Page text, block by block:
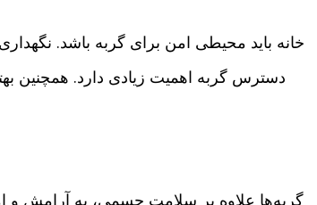
خانه باید محیطی امن برای گربه باشد.
دسترس گربه اهمیت زیادی دارد. همچنین
گربه‌ها علاوه بر سلامت جسمی، به آرامش و